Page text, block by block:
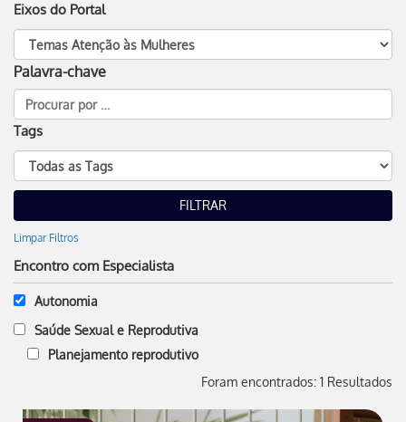
Eixos do Portal
Palavra-chave
Tags
Limpar Filtros
Encontro com Especialista
Autonomia
Saúde Sexual e Reprodutiva
Planejamento reprodutivo
Foram encontrados: 1 Resultados